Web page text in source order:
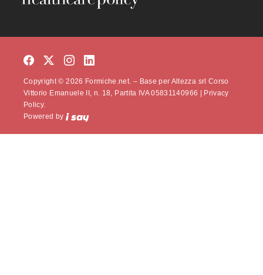
Copyright © 2026 Formiche.net. – Base per Altezza srl Corso
Vittorio Emanuele II, n. 18, Partita IVA 05831140966 |
Privacy
Policy.
Powered by